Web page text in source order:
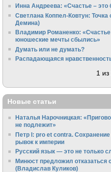
Инна Андреева: «Счастье – это
Светлана Коппел-Ковтун:
Демина)
Владимир Романенко: «Счастье
юношеские мечты сбылись»
Думать или не думать?
Распадающаяся
1 из
Новые статьи
Наталья Нарочницкая:
не подлежит»
Петр I: pro et contra.
рывок к империи
Русский язык — это не только
Минюст предложил отказаться
(Владислав Куликов)